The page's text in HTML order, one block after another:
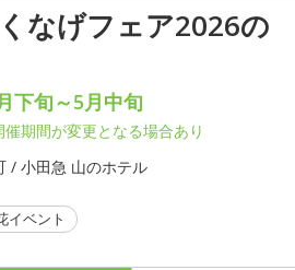
なげフェア2026の
下旬～5月中旬
期間が変更となる場合あり
/ 小田急 山のホテル
イベント